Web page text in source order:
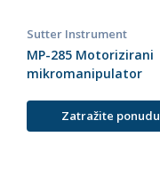
Sutter Instrument
MP-285 Motorizirani
mikromanipulator
Zatražite ponudu